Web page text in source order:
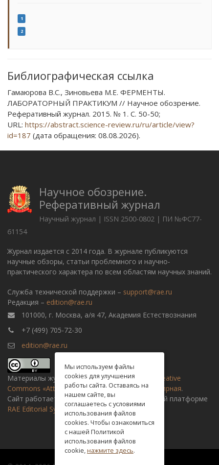
1
2
Библиографическая ссылка
Гамаюрова В.С., Зиновьева М.Е. ФЕРМЕНТЫ.
ЛАБОРАТОРНЫЙ ПРАКТИКУМ // Научное обозрение.
Реферативный журнал. 2015. № 1. С. 50-50;
URL: https://abstract.science-review.ru/ru/article/view?
id=187 (дата обращения: 08.08.2026).
Научное обозрение.
Реферативный журнал
Научный журнал | ISSN 2500-0802 | ПИ №ФС77-
61154
Журнал издается с 2014 года. В журнале публикуются
научные обзоры, статьи проблемного и научно-
практического характера по всем областям научных знаний.
Служба технической поддержки – support@rae.ru
Редакция – edition@rae.ru
101000, г. Москва, а/я 47, Академия Естествознания
+7 (499) 705-72-30
edition@rae.ru
Материалы журнала доступны полицензии Creative
Commons «Attribution» («Атрибуция») 4.0 Всемирная.
Сайт работает на универсальной издательской платформе
RAE Editorial System
Мы используем файлы
cookies для улучшения
работы сайта. Оставаясь на
нашем сайте, вы
соглашаетесь с условиями
использования файлов
cookies. Чтобы ознакомиться
с нашей Политикой
использования файлов
cookie,нажмите здесь.